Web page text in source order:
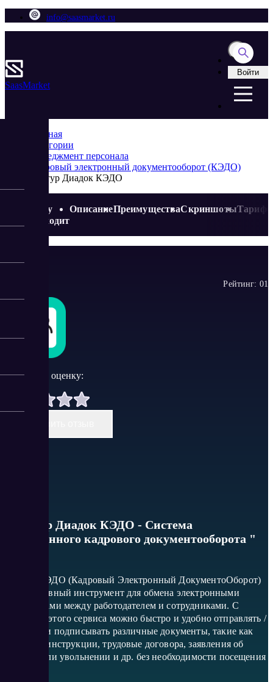
info@saasmarket.ru
SaasMarket
Войти
Главная
Категории
Менеджмент персонала
Кадровый электронный документооборот (КЭДО)
Контур Диадок КЭДО
Кому
подходит
ОписаниеПреимуществаСкриншоты
Рейтинг: 01
Поставить оценку:
"Контур Диадок КЭДО - Система
электронного кадрового документооборота "
Контур КЭДО (Кадровый Электронный ДокументоОборот)
– эффективный инструмент для обмена электронными
документами между работодателем и сотрудниками. С
помощью этого сервиса можно быстро и удобно отправлять /
получать и подписывать различные документы, такие как
приказы, инструкции, трудовые договора, заявления об
отпуске или увольнении и др. без необходимости посещения